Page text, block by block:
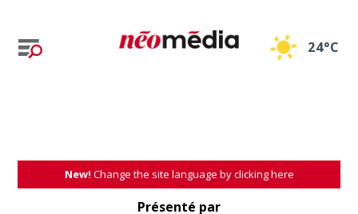
24°C
New! Change the site language by clicking here
Présenté par